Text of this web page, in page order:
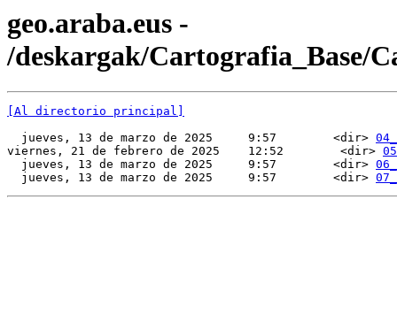
geo.araba.eus -
/deskargak/Cartografia_Base/
[Al directorio principal]
  jueves, 13 de marzo de 2025     9:57        <dir>
viernes, 21 de febrero de 2025    12:52        <dir>
  jueves, 13 de marzo de 2025     9:57        <dir>
  jueves, 13 de marzo de 2025     9:57        <dir>